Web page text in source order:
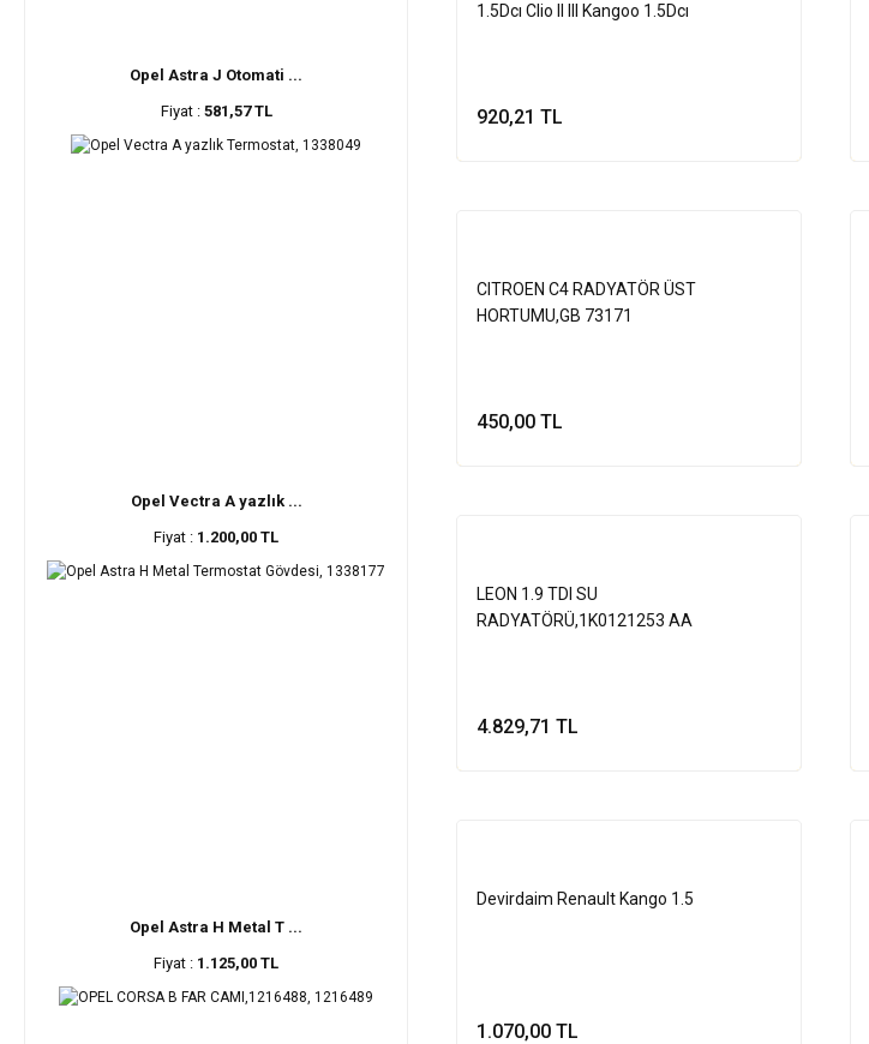
Opel Astra J Otomati ...
Fiyat : 581,57 TL
Opel Vectra A yazlık ...
Fiyat : 1.200,00 TL
Opel Astra H Metal T ...
Fiyat : 1.125,00 TL
1.5Dcı Clio II III Kangoo 1.5Dcı
920,21 TL
CITROEN C4 RADYATÖR ÜST
HORTUMU,GB 73171
450,00 TL
LEON 1.9 TDI SU
RADYATÖRÜ,1K0121253 AA
4.829,71 TL
Devirdaim Renault Kango 1.5
1.070,00 TL